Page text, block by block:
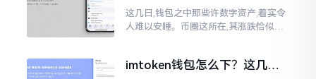
这几日,钱包之中那些许数字资产,着实令
人难以安睡。币圈这所在,其涨跌恰似翻
堆币
imtoken钱包怎么下？这几种